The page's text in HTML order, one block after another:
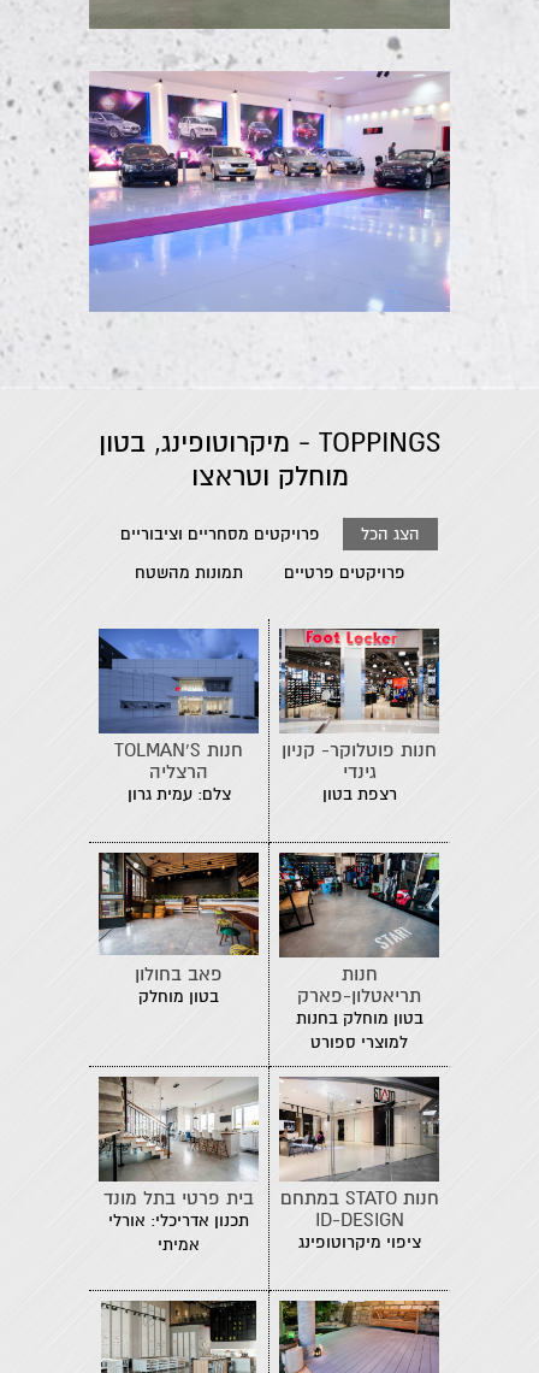
TOPPINGS - מיקרוטופינג, בטון
מוחלק וטראצו
הצג הכל
פרויקטים מסחריים וציבוריים
פרויקטים פרטיים
תמונות מהשטח
חנות פוטלוקר- קניון
גינדי
רצפת בטון
חנות TOLMAN'S
הרצליה
צלם: עמית גרון
חנות
תריאטלון-פארק
פרס, חולון
בטון מוחלק בחנות
למוצרי ספורט
פאב בחולון
בטון מוחלק
חנות STATO במתחם
ID-DESIGN
ציפוי מיקרוטופינג
בית פרטי בתל מונד
תכנון אדריכלי: אורלי
אמיתי